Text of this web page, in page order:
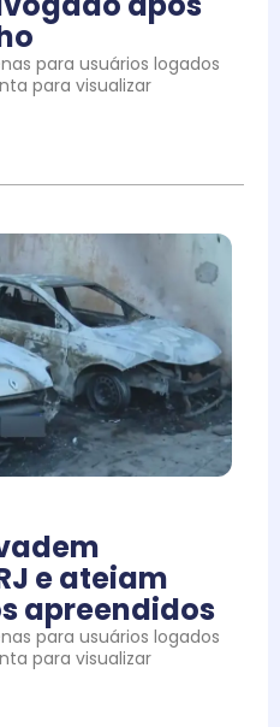
para usuários logados
para visualizar
e ateiam
apreendidos
para usuários logados
para visualizar